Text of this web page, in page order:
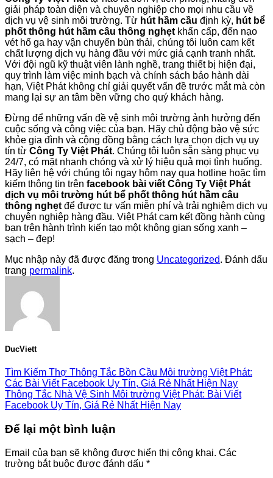
giải pháp toàn diện và chuyên nghiệp cho mọi nhu cầu về
dịch vụ vệ sinh môi trường. Từ hút hầm cầu định kỳ, hút bể
phốt thông hút hầm câu thông nghẹt khẩn cấp, đến nạo
vét hố ga hay vận chuyển bùn thải, chúng tôi luôn cam kết
chất lượng dịch vụ hàng đầu với mức giá cạnh tranh nhất.
Với đội ngũ kỹ thuật viên lành nghề, trang thiết bị hiện đại,
quy trình làm việc minh bạch và chính sách bảo hành dài
hạn, Việt Phát không chỉ giải quyết vấn đề trước mắt mà còn
mang lại sự an tâm bền vững cho quý khách hàng.
Đừng để những vấn đề vệ sinh môi trường ảnh hưởng đến
cuộc sống và công việc của bạn. Hãy chủ động bảo vệ sức
khỏe gia đình và cộng đồng bằng cách lựa chọn dịch vụ uy
tín từ Công Ty Việt Phát. Chúng tôi luôn sẵn sàng phục vụ
24/7, có mặt nhanh chóng và xử lý hiệu quả mọi tình huống.
Hãy liên hệ với chúng tôi ngay hôm nay qua hotline hoặc tìm
kiếm thông tin trên facebook bài viết Công Ty Việt Phát
dịch vụ môi trường hút bể phốt thông hút hầm câu
thông nghẹt để được tư vấn miễn phí và trải nghiệm dịch vụ
chuyên nghiệp hàng đầu. Việt Phát cam kết đồng hành cùng
bạn trên hành trình kiến tạo một không gian sống xanh –
sạch – đẹp!
Mục nhập này đã được đăng trong Uncategorized. Đánh dấu
trang permalink.
DucViett
Tìm Kiếm Thợ Thông Tắc Bồn Cầu Môi trường Việt Phát:
Các Bài Viết Facebook Uy Tín, Giá Rẻ Nhất Hiện Nay
Thông Tắc Nhà Vệ Sinh Môi trường Việt Phát: Bài Viết
Facebook Uy Tín, Giá Rẻ Nhất Hiện Nay
Để lại một bình luận
Email của bạn sẽ không được hiển thị công khai. Các
trường bắt buộc được đánh dấu *